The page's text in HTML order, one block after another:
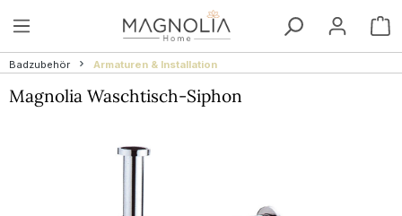
Zum Hauptinhalt springen
Badzubehör Armaturen & Installation
Magnolia Waschtisch-Siphon